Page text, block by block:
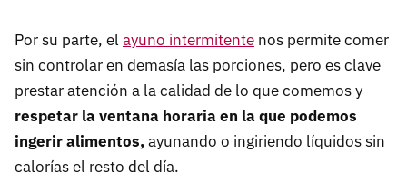
Por su parte, el ayuno intermitente nos permite comer
sin controlar en demasía las porciones, pero es clave
prestar atención a la calidad de lo que comemos y
respetar la ventana horaria en la que podemos
ingerir alimentos,ayunando o ingiriendo líquidos sin
calorías el resto del día.